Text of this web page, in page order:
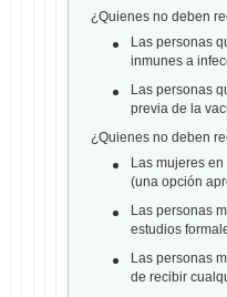
¿Quienes no deben
Las personas
inmunes a
Las personas
previa de la
¿Quienes no deben
Las mujeres
(una opción
Las personas
estudios
Las personas
de recibir